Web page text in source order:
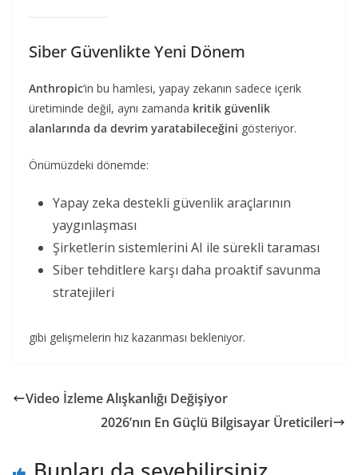
Siber Güvenlikte Yeni Dönem
Anthropic’in bu hamlesi, yapay zekanın sadece içerik
üretiminde değil, aynı zamanda kritik güvenlik
alanlarında da devrim yaratabileceğini gösteriyor.
Önümüzdeki dönemde:
Yapay zeka destekli güvenlik araçlarının
yaygınlaşması
Şirketlerin sistemlerini AI ile sürekli taraması
Siber tehditlere karşı daha proaktif savunma
stratejileri
gibi gelişmelerin hız kazanması bekleniyor.
Video İzleme Alışkanlığı Değişiyor
2026’nın En Güçlü Bilgisayar Üreticileri